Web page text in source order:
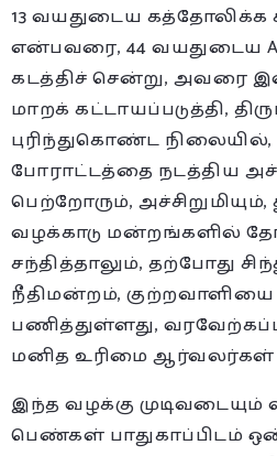
13 வயதுடைய கத்தோலிக்க
என்பவரை, 44 வயதுடைய
கடத்திச் சென்று, அவரை
மாறக் கட்டாயப்படுத்தி,
புரிந்துகொண்ட
போராட்டத்தை நடத்திய
பெற்றோரும்,
வழக்காடு மன்றங்களில்
சந்தித்தாலும், தற்போது
நீதிமன்றம்,
பணித்துள்ளது,
மனித உரிமை ஆர்வலர்கள்
இந்த வழக்கு முடிவடையும்
பெண்கள் பாதுகாப்பிடம்